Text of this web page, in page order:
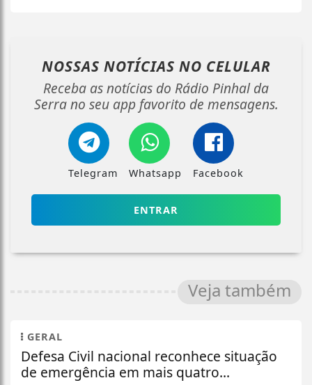
NOSSAS NOTÍCIAS NO CELULAR
Receba as notícias do Rádio Pinhal da
Serra no seu app favorito de mensagens.
Telegram Whatsapp Facebook
ENTRAR
Veja também
GERAL
Defesa Civil nacional reconhece situação
de emergência em mais quatro...